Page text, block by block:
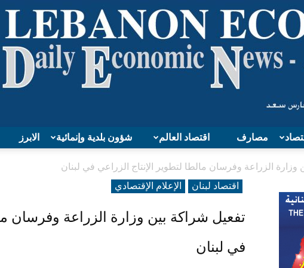
Lebanon
الابرز شؤون بلدية وإنمائية اقتصاد العالم مصارف
وزارة الزراعة وفرسان مالطا لتطوير الإنتاج الزراعي في لبنان
اقتصاد لبنان
الإعلام الإقتصادي
تفعيل شراكة بين وزارة الزراعة وفرسان
في لبنان